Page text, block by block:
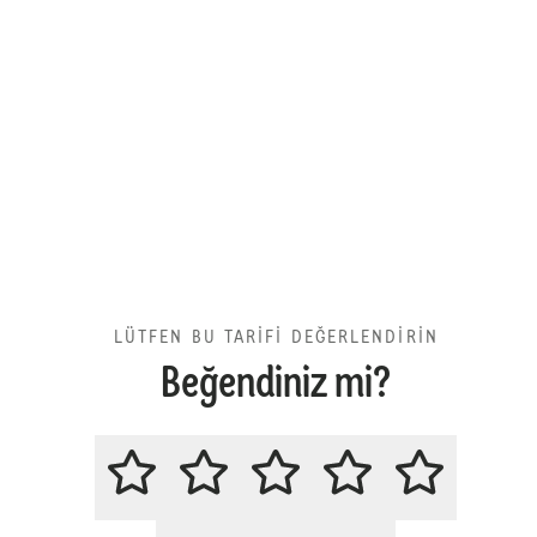
LÜTFEN BU TARİFİ DEĞERLENDİRİN
Beğendiniz mi?
LÜTFEN BU TARİFİ